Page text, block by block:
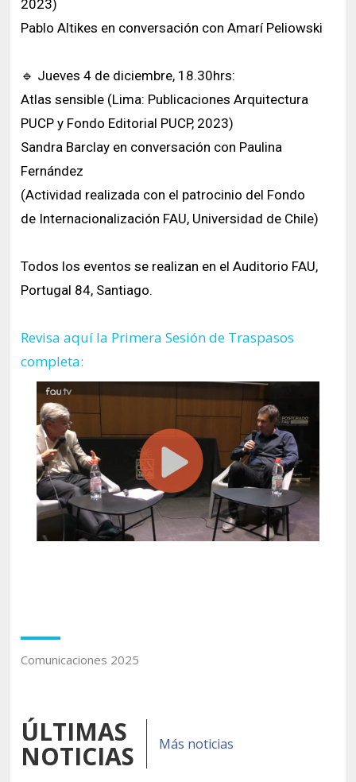
2023)
Pablo Altikes en conversación con Amarí Peliowski
🔹️ Jueves 4 de diciembre, 18.30hrs:
Atlas sensible (Lima: Publicaciones Arquitectura
PUCP y Fondo Editorial PUCP, 2023)
Sandra Barclay en conversación con Paulina
Fernández
(Actividad realizada con el patrocinio del Fondo
de Internacionalización FAU, Universidad de Chile)
Todos los eventos se realizan en el Auditorio FAU,
Portugal 84, Santiago.
Revisa aquí la Primera Sesión de Traspasos
completa:
Comunicaciones 2025
ÚLTIMAS
NOTICIAS Más noticias